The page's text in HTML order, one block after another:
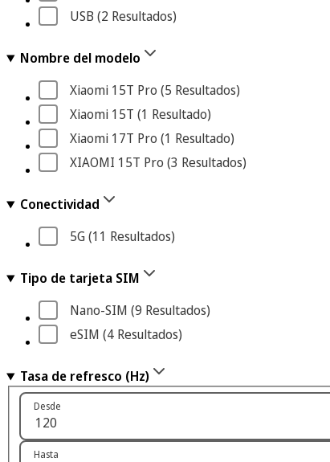
USB (2 Resultados)
Nombre del modelo
Xiaomi 15T Pro (5 Resultados)
Xiaomi 15T (1 Resultado)
Xiaomi 17T Pro (1 Resultado)
XIAOMI 15T Pro (3 Resultados)
Conectividad
5G (11 Resultados)
Tipo de tarjeta SIM
Nano-SIM (9 Resultados)
eSIM (4 Resultados)
Tasa de refresco (Hz)
Desde
Hasta